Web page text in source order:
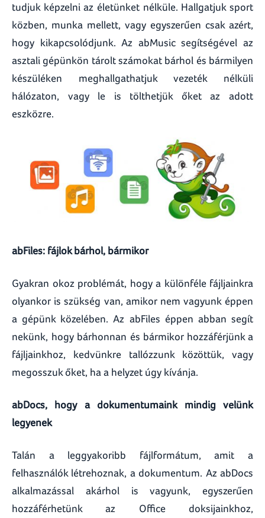
tudjuk képzelni az életünket nélküle. Hallgatjuk sport
közben, munka mellett, vagy egyszerűen csak azért,
hogy kikapcsolódjunk. Az abMusic segítségével az
asztali gépünkön tárolt számokat bárhol és bármilyen
készüléken meghallgathatjuk vezeték nélküli
hálózaton, vagy le is tölthetjük őket az adott
eszközre.
abFiles: fájlok bárhol, bármikor
Gyakran okoz problémát, hogy a különféle fájljainkra
olyankor is szükség van, amikor nem vagyunk éppen
a gépünk közelében. Az abFiles éppen abban segít
nekünk, hogy bárhonnan és bármikor hozzáférjünk a
fájljainkhoz, kedvünkre tallózzunk közöttük, vagy
megosszuk őket, ha a helyzet úgy kívánja.
abDocs, hogy a dokumentumaink mindig velünk
legyenek
Talán a leggyakoribb fájlformátum, amit a
felhasználók létrehoznak, a dokumentum. Az abDocs
alkalmazással akárhol is vagyunk, egyszerűen
hozzáférhetünk az Office doksijainkhoz,